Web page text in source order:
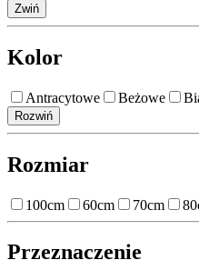
Zwiń
Kolor
Antracytowe Beżowe
Rozwiń
Rozmiar
100cm 60cm 70cm
Przeznaczenie